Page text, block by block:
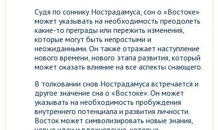
Судя по соннику Нострадамуса, сон о «Востоке»
может указывать на необходимость преодолеть
какие-то преграды или пережить изменения,
которые могут быть непростыми и
неожиданными. Он также отражает наступление
нового времени, нового этапа развития, который
может оказать влияние на все аспекты снающего.
В толковании снов Нострадамуса встречается и
другое значение сна о «Востоке». Он может
указывать на необходимость пробуждения
внутреннего потенциала и развития личности.
Восток может символизировать новые знания,